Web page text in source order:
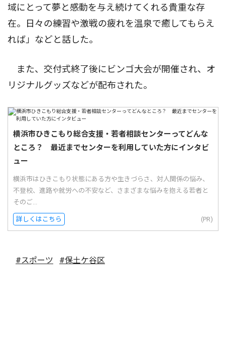
域にとって夢と感動を与え続けてくれる貴重な存
在。日々の練習や激戦の疲れを温泉で癒してもらえ
れば」などと話した。
また、交付式終了後にビンゴ大会が開催され、オ
リジナルグッズなどが配布された。
横浜市ひきこもり総合支援・若者相談センターってどんな
ところ？ 最近までセンターを利用していた方にインタビ
ュー
横浜市はひきこもり状態にある方や生きづらさ、対人関係の悩み、
不登校、進路や就労への不安など、さまざまな悩みを抱える若者と
そのご...
詳しくはこちら (PR)
#スポーツ #保土ケ谷区